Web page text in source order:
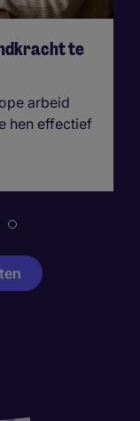
te
arbeid
hen effectief